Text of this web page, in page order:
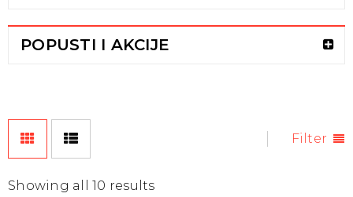
POPUSTI I AKCIJE
Filter
Showing all 10 results